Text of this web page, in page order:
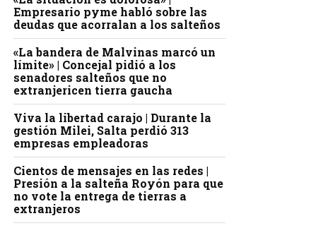
Empresario pyme habló sobre las
deudas que acorralan a los salteños
«La bandera de Malvinas marcó un
límite» | Concejal pidió a los
senadores salteños que no
extranjericen tierra gaucha
Viva la libertad carajo | Durante la
gestión Milei, Salta perdió 313
empresas empleadoras
Cientos de mensajes en las redes |
Presión a la salteña Royón para que
no vote la entrega de tierras a
extranjeros